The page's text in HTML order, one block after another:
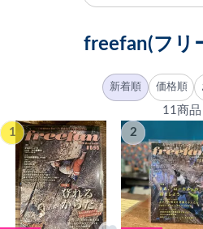
freefan(フリ
新着順 価格順
11商品
1
2